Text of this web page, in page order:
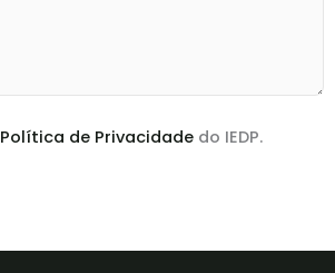
Política de Privacidade do IEDP.